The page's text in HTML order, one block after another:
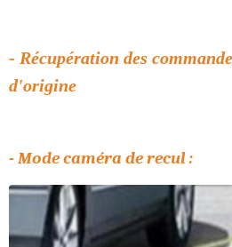
- Récupération des
d'origine
- Mode caméra de recul :